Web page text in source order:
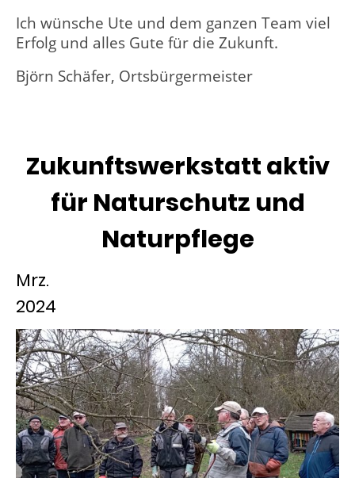
Ich wünsche Ute und dem ganzen Team viel
Erfolg und alles Gute für die Zukunft.
Björn Schäfer, Ortsbürgermeister
Zukunftswerkstatt aktiv
für Naturschutz und
Naturpflege
Mrz.
2024